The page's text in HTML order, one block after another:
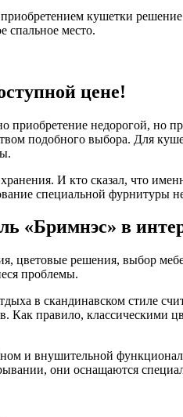
кушетки
спальное место.
цене!
недорогой, но
подобного выбора. Для
И кто сказал, что
специальной фурнитуры
«Бримнэс» в
цветовые решения, выбор
проблемы.
в скандинавском стиле
правило, классическими
и внушительной
они оснащаются